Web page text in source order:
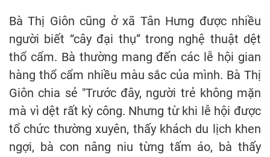
Bà Thị Giôn cũng ở xã Tân Hưng được nhiều
người biết “cây đại thụ” trong nghệ thuật dệt
thổ cẩm. Bà thường mang đến các lễ hội gian
hàng thổ cẩm nhiều màu sắc của mình. Bà Thị
Giôn chia sẻ "Trước đây, người trẻ không mặn
mà vì dệt rất kỳ công. Nhưng từ khi lễ hội được
tổ chức thường xuyên, thấy khách du lịch khen
ngợi, bà con nâng niu từng tấm áo, bà thấy